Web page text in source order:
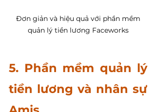
quản lý tiền lương Faceworks
5. Phần mềm quản lý
tiền lương và nhân sự